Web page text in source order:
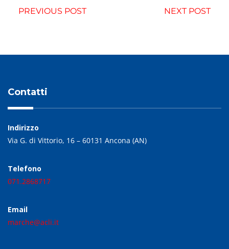
PREVIOUS POST NEXT POST
Contatti
Indirizzo
Via G. di Vittorio, 16 – 60131 Ancona (AN)
Telefono
071.2868717
Email
marche@acli.it